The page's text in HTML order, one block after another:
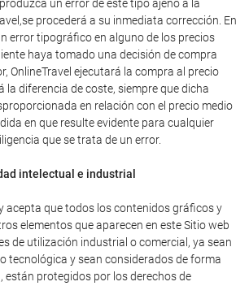
un error de este tipo ajeno a la
procederá a su inmediata corrección. En
error tipográfico en alguno de los precios
haya tomado una decisión de compra
OnlineTravel ejecutará la compra al precio
la diferencia de coste, siempre que dicha
en relación con el precio medio
en que resulte evidente para cualquier
que se trata de un error.
intelectual e industrial
acepta que todos los contenidos gráficos y
elementos que aparecen en este Sitio web
de utilización industrial o comercial, ya sean
tecnológica y sean considerados de forma
están protegidos por los derechos de